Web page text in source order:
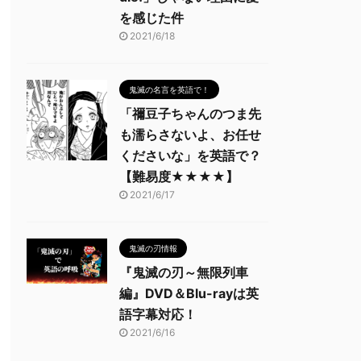
を感じた件
2021/6/18
鬼滅の名言を英語で！
「禰豆子ちゃんのつま先
も濡らさないよ、お任せ
くださいな」を英語で？
【難易度★★★★】
2021/6/17
鬼滅の刃情報
『鬼滅の刃～無限列車
編』DVD＆Blu-rayは英
語字幕対応！
2021/6/16